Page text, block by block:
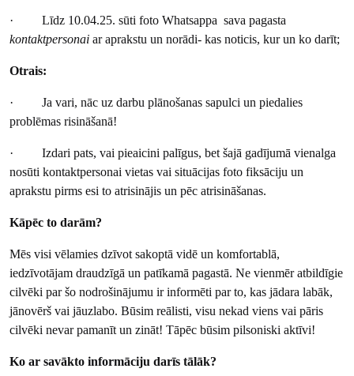
· Līdz 10.04.25. sūti foto Whatsappa sava pagasta
kontaktpersonaiar aprakstu un norādi- kas noticis, kur un ko darīt;
Otrais:
· Ja vari, nāc uz darbu plānošanas sapulci un piedalies
problēmas risināšanā!
· Izdari pats, vai pieaicini palīgus, bet šajā gadījumā vienalga
nosūti kontaktpersonai vietas vai situācijas foto fiksāciju un
aprakstu pirms esi to atrisinājis un pēc atrisināšanas.
Kāpēc to darām?
Mēs visi vēlamies dzīvot sakoptā vidē un komfortablā,
iedzīvotājam draudzīgā un patīkamā pagastā. Ne vienmēr atbildīgie
cilvēki par šo nodrošinājumu ir informēti par to, kas jādara labāk,
jānovērš vai jāuzlabo. Būsim reālisti, visu nekad viens vai pāris
cilvēki nevar pamanīt un zināt! Tāpēc būsim pilsoniski aktīvi!
Ko ar savākto informāciju darīs tālāk?